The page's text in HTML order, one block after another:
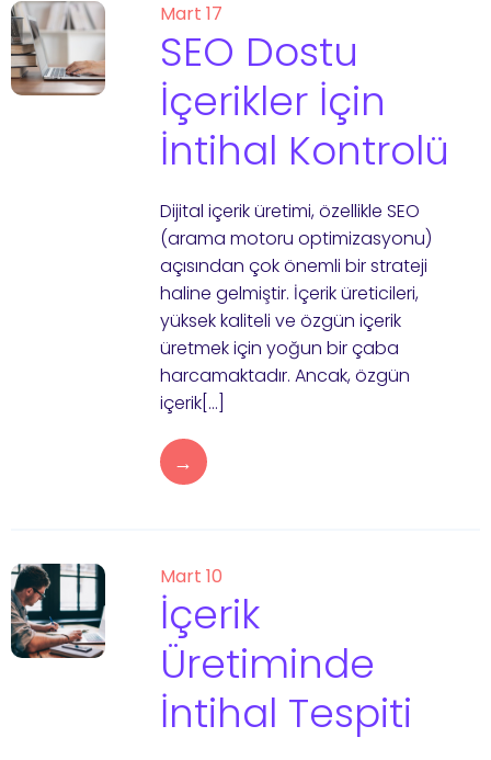
Mart 17
SEO Dostu
İçerikler İçin
İntihal Kontrolü
Dijital içerik üretimi, özellikle SEO
(arama motoru optimizasyonu)
açısından çok önemli bir strateji
haline gelmiştir. İçerik üreticileri,
yüksek kaliteli ve özgün içerik
üretmek için yoğun bir çaba
harcamaktadır. Ancak, özgün
içerik[…]
→
Mart 10
İçerik
Üretiminde
İntihal Tespiti